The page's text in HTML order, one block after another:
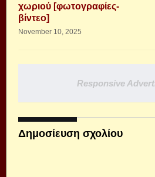
χωριού [φωτογραφίες-
βίντεο]
November 10, 2025
Responsive
Δημοσίευση σχολίου